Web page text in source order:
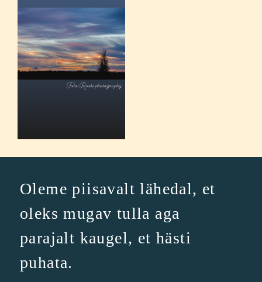
Oleme piisavalt lähedal, et
oleks mugav tulla aga
parajalt kaugel, et hästi
puhata.